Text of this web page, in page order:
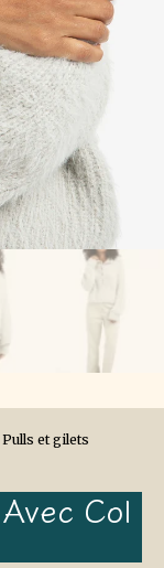
Pulls et gilets
Col